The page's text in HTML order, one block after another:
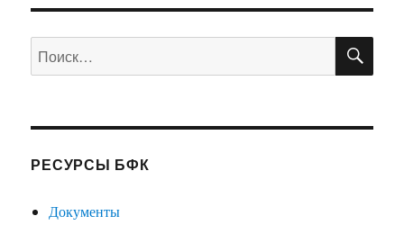
Искать:
РЕСУРСЫ БФК
Документы